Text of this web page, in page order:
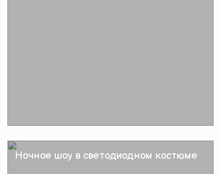
Подробнее
Ночное шоу в светодиодном костюме